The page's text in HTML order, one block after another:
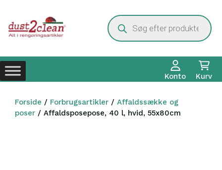
indhold
Products
search
Konto Kurv
Forside / Forbrugsartikler / Affaldssække og
poser / Affaldsposepose, 40 l, hvid, 55x80cm